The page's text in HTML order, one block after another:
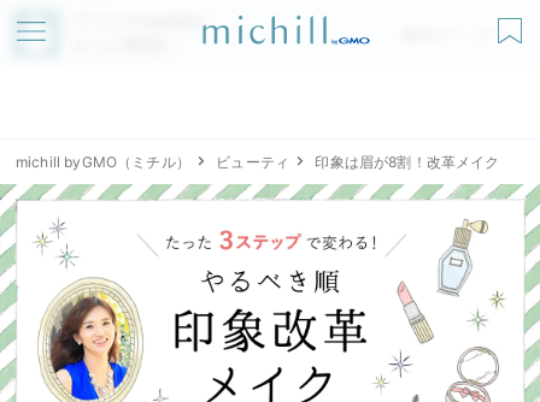
アプリでmichillが
無料ダウンロード
michill byGMO（ミチル） ビューティ 印象は眉が8割！改革メイク